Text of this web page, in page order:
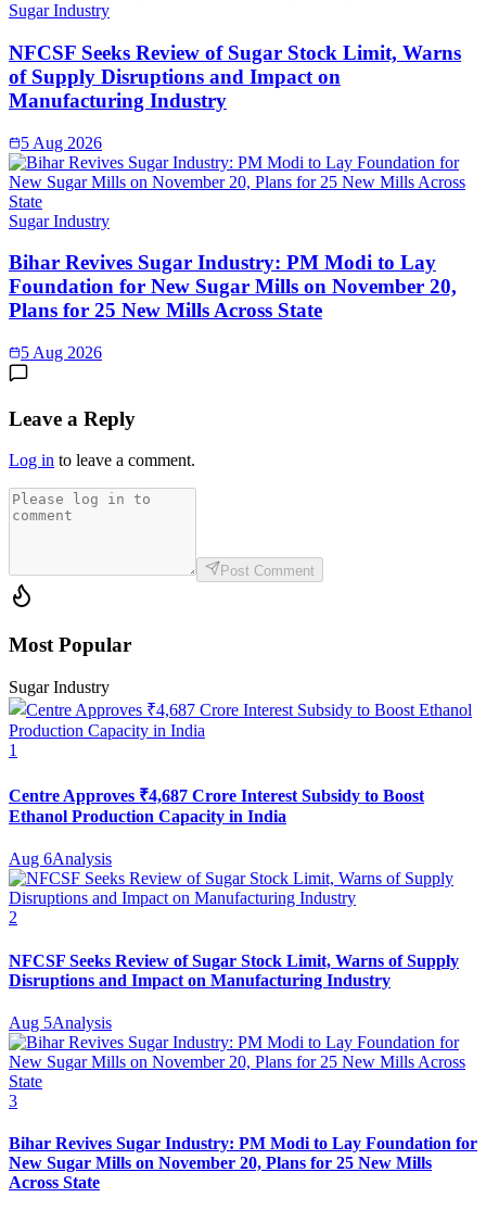
Sugar Industry
NFCSF Seeks Review of Sugar Stock Limit, Warns
of Supply Disruptions and Impact on
Manufacturing Industry
5 Aug 2026
Sugar Industry
Bihar Revives Sugar Industry: PM Modi to Lay
Foundation for New Sugar Mills on November 20,
Plans for 25 New Mills Across State
5 Aug 2026
Leave a Reply
Log in to leave a comment.
Post Comment
Most Popular
Sugar Industry
1
Centre Approves ₹4,687 Crore Interest Subsidy to Boost
Ethanol Production Capacity in India
Aug 6Analysis
2
NFCSF Seeks Review of Sugar Stock Limit, Warns of Supply
Disruptions and Impact on Manufacturing Industry
Aug 5Analysis
3
Bihar Revives Sugar Industry: PM Modi to Lay Foundation for
New Sugar Mills on November 20, Plans for 25 New Mills
Across State